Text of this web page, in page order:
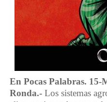
En Pocas Palabras. 15-
Ronda.- Los sistemas